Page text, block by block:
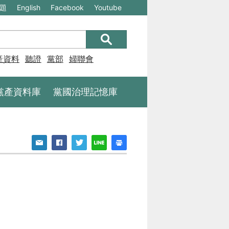
English
(另
視
開
個
Facebook
(另
開
個
Youtube
資料庫聽證 黨部 婦聯會
產資料庫 黨國治理記憶庫